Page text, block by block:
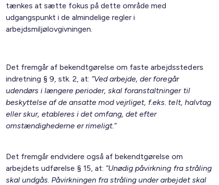
tænkes at sætte fokus på dette område med
udgangspunkt i de almindelige regler i
arbejdsmiljølovgivningen.
Det fremgår af bekendtgørelse om faste arbejdssteders
indretning § 9, stk. 2, at: ”Ved arbejde, der foregår
udendørs i længere perioder, skal foranstaltninger til
beskyttelse af de ansatte mod vejrliget, f.eks. telt, halvtag
eller skur, etableres i det omfang, det efter
omstændighederne er rimeligt.”
Det fremgår endvidere også af bekendtgørelse om
arbejdets udførelse § 15, at: ”Unødig påvirkning fra stråling
skal undgås. Påvirkningen fra stråling under arbejdet skal